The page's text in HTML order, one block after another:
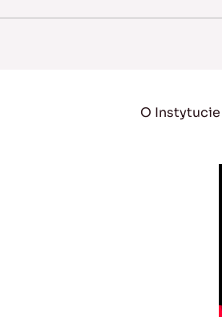
O Instytucie